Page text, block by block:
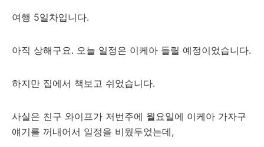
여행 5일차입니다.
아직 상해구요. 오늘 일정은 이케아 들릴 예정이었습니다.
하지만 집에서 책보고 쉬었습니다.
사실은 친구 와이프가 저번주에 월요일에 이케아 가자구
얘기를 꺼내어서 일정을 비웠두었는데,